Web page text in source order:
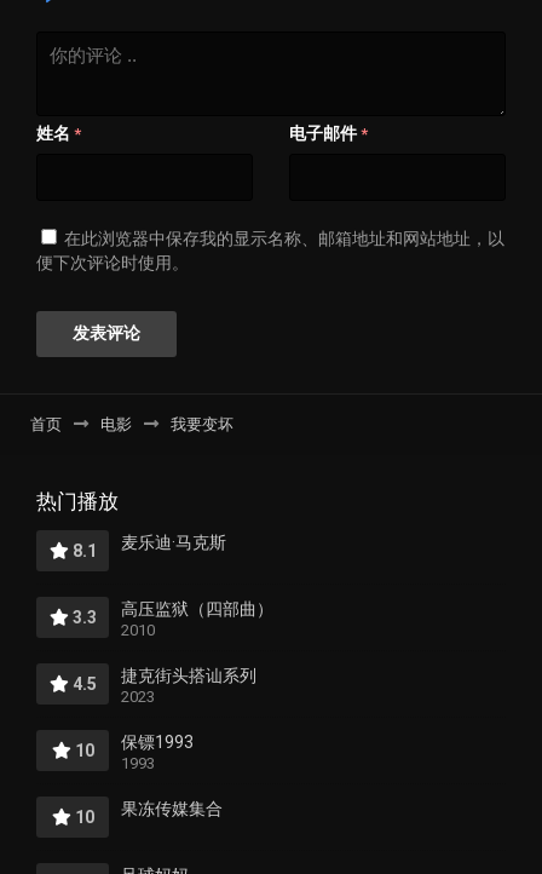
姓名 * 电子邮件 *
在此浏览器中保存我的显示名称、邮箱地址和网站地址，以
便下次评论时使用。
首页 电影 我要变坏
热门播放
8.1 麦乐迪·马克斯
3.3 高压监狱（四部曲）
2010
4.5 捷克街头搭讪系列
2023
10 保镖1993
1993
10 果冻传媒集合